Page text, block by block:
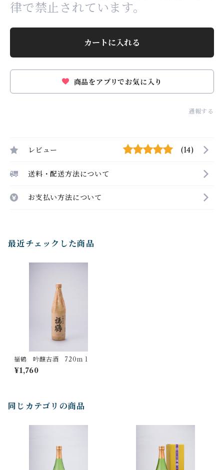
律で禁止されています。
カートに入れる
商品をアプリでお気に入り
通報する
レビュー (14)
送料・配送方法について
お支払い方法について
最近チェックした商品
福鶴 吟醸古酒 720ｍｌ
¥1,760
同じカテゴリの商品